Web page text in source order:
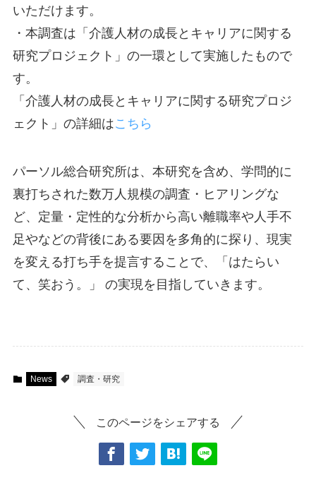
いただけます。
・本調査は「介護人材の成長とキャリアに関する
研究プロジェクト」の一環として実施したもので
す。
「介護人材の成長とキャリアに関する研究プロジ
ェクト」の詳細はこちら
パーソル総合研究所は、本研究を含め、学問的に
裏打ちされた数万人規模の調査・ヒアリングな
ど、定量・定性的な分析から高い離職率や人手不
足やなどの背後にある要因を多角的に探り、現実
を変える打ち手を提言することで、「はたらい
て、笑おう。」 の実現を目指していきます。
News 調査・研究
このページをシェアする